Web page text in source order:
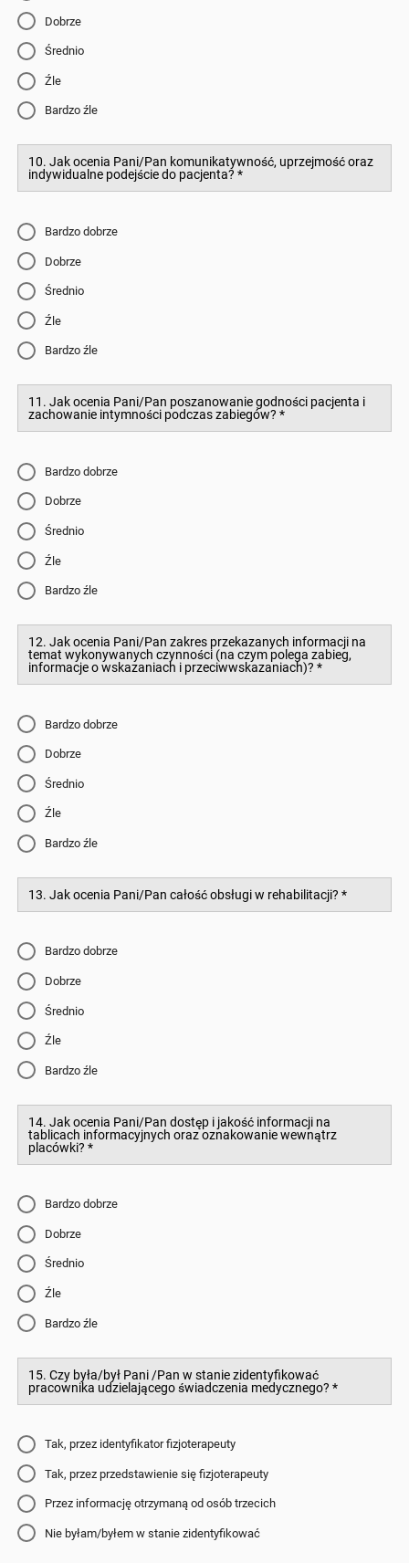
Dobrze
Średnio
Źle
Bardzo źle
10. Jak ocenia Pani/Pan komunikatywność, uprzejmość oraz
indywidualne podejście do pacjenta? *
Bardzo dobrze
Dobrze
Średnio
Źle
Bardzo źle
11. Jak ocenia Pani/Pan poszanowanie godności pacjenta i
zachowanie intymności podczas zabiegów? *
Bardzo dobrze
Dobrze
Średnio
Źle
Bardzo źle
12. Jak ocenia Pani/Pan zakres przekazanych informacji na
temat wykonywanych czynności (na czym polega zabieg,
informacje o wskazaniach i przeciwwskazaniach)? *
Bardzo dobrze
Dobrze
Średnio
Źle
Bardzo źle
13. Jak ocenia Pani/Pan całość obsługi w rehabilitacji? *
Bardzo dobrze
Dobrze
Średnio
Źle
Bardzo źle
14. Jak ocenia Pani/Pan dostęp i jakość informacji na
tablicach informacyjnych oraz oznakowanie wewnątrz
placówki? *
Bardzo dobrze
Dobrze
Średnio
Źle
Bardzo źle
15. Czy była/był Pani /Pan w stanie zidentyfikować
pracownika udzielającego świadczenia medycznego? *
Tak, przez identyfikator fizjoterapeuty
Tak, przez przedstawienie się fizjoterapeuty
Przez informację otrzymaną od osób trzecich
Nie byłam/byłem w stanie zidentyfikować